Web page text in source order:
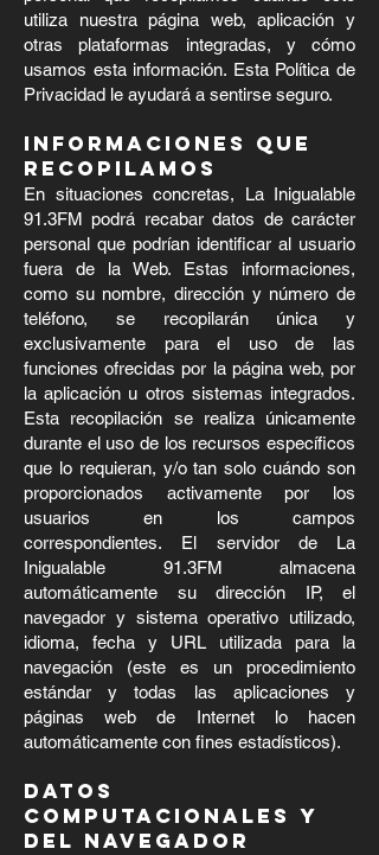
utiliza nuestra página web, aplicación y
otras plataformas integradas, y cómo
usamos esta información. Esta Política de
Privacidad le ayudará a sentirse seguro.
Informaciones que
recopilamos
En situaciones concretas, La Inigualable
91.3FM podrá recabar datos de carácter
personal que podrían identificar al usuario
fuera de la Web. Estas informaciones,
como su nombre, dirección y número de
teléfono, se recopilarán única y
exclusivamente para el uso de las
funciones ofrecidas por la página web, por
la aplicación u otros sistemas integrados.
Esta recopilación se realiza únicamente
durante el uso de los recursos específicos
que lo requieran, y/o tan solo cuándo son
proporcionados activamente por los
usuarios en los campos
correspondientes. El servidor de La
Inigualable 91.3FM almacena
automáticamente su dirección IP, el
navegador y sistema operativo utilizado,
idioma, fecha y URL utilizada para la
navegación (este es un procedimiento
estándar y todas las aplicaciones y
páginas web de Internet lo hacen
automáticamente con fines estadísticos).
DATOS
COMPUTACIONALES Y
DEL NAVEGADOR